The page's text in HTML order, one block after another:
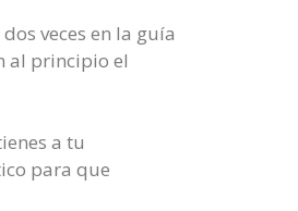
veces en la guía
al principio el
a tu
para que